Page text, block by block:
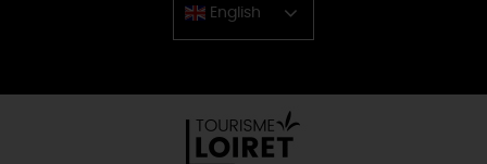
English
Chinese